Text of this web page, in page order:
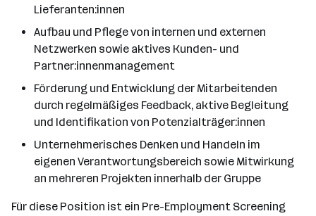
Lieferanten:innen
Aufbau und Pflege von internen und externen
Netzwerken sowie aktives Kunden- und
Partner:innenmanagement
Förderung und Entwicklung der Mitarbeitenden
durch regelmäßiges Feedback, aktive Begleitung
und Identifikation von Potenzialträger:innen
Unternehmerisches Denken und Handeln im
eigenen Verantwortungsbereich sowie Mitwirkung
an mehreren Projekten innerhalb der Gruppe
Für diese Position ist ein Pre-Employment Screening